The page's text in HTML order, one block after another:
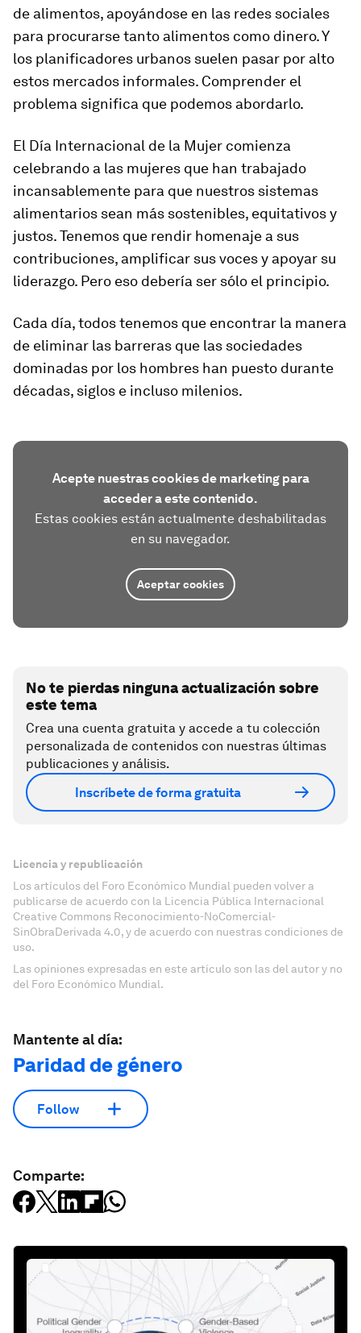
de alimentos, apoyándose en las redes sociales
para procurarse tanto alimentos como dinero. Y
los planificadores urbanos suelen pasar por alto
estos mercados informales. Comprender el
problema significa que podemos abordarlo.
El Día Internacional de la Mujer comienza
celebrando a las mujeres que han trabajado
incansablemente para que nuestros sistemas
alimentarios sean más sostenibles, equitativos y
justos. Tenemos que rendir homenaje a sus
contribuciones, amplificar sus voces y apoyar su
liderazgo. Pero eso debería ser sólo el principio.
Cada día, todos tenemos que encontrar la manera
de eliminar las barreras que las sociedades
dominadas por los hombres han puesto durante
décadas, siglos e incluso milenios.
Acepte nuestras cookies de marketing para
acceder a este contenido.
Estas cookies están actualmente deshabilitadas
en su navegador.
Aceptar cookies
No te pierdas ninguna actualización sobre
este tema
Crea una cuenta gratuita y accede a tu colección
personalizada de contenidos con nuestras últimas
publicaciones y análisis.
Inscríbete de forma gratuita
Licencia y republicación
Los artículos del Foro Económico Mundial pueden volver a
publicarse de acuerdo con la Licencia Pública Internacional
Creative Commons Reconocimiento-NoComercial-
SinObraDerivada 4.0, y de acuerdo con nuestras condiciones de
uso.
Las opiniones expresadas en este artículo son las del autor y no
del Foro Económico Mundial.
Mantente al día:
Paridad de género
Follow
Comparte: